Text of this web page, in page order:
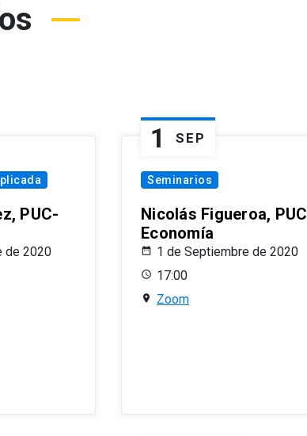
PUC-
de 2020
1 SEP
Seminarios
Nicolás Figueroa, PUC
Economía
1 de Septiembre de 2020
17:00
Zoom